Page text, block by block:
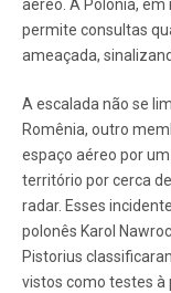
aéreo. A Polônia, em
permite consultas
ameaçada,
A escalada não se
Romênia, outro
espaço aéreo por
território por cerca
radar. Esses
polonês Karol
Pistorius
vistos como testes à